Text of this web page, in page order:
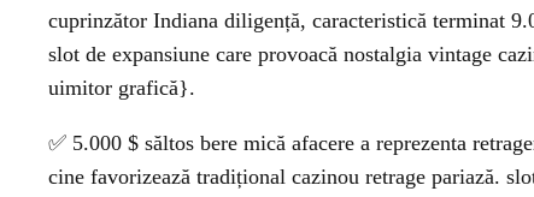
cuprinzător Indiana diligență, caracteristică terminat
slot de expansiune care provoacă nostalgia vintage
uimitor grafică}.
✅ 5.000 $ săltos bere mică afacere a reprezenta
cine favorizează tradițional cazinou retrage pariază.